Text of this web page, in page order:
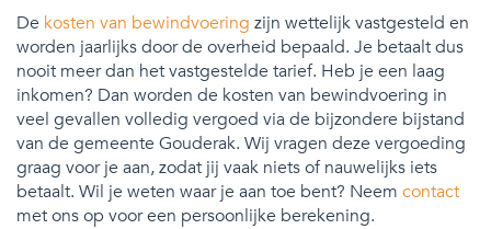
De kosten van bewindvoering zijn wettelijk vastgesteld en
worden jaarlijks door de overheid bepaald. Je betaalt dus
nooit meer dan het vastgestelde tarief. Heb je een laag
inkomen? Dan worden de kosten van bewindvoering in
veel gevallen volledig vergoed via de bijzondere bijstand
van de gemeente Gouderak. Wij vragen deze vergoeding
graag voor je aan, zodat jij vaak niets of nauwelijks iets
betaalt. Wil je weten waar je aan toe bent? Neem contact
met ons op voor een persoonlijke berekening.